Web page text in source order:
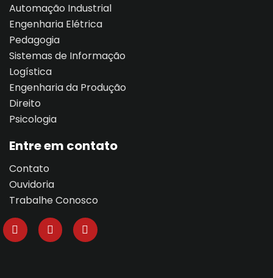
Automação Industrial
Engenharia Elétrica
Pedagogia
Sistemas de Informação
Logística
Engenharia da Produção
Direito
Psicologia
Entre em contato
Contato
Ouvidoria
Trabalhe Conosco